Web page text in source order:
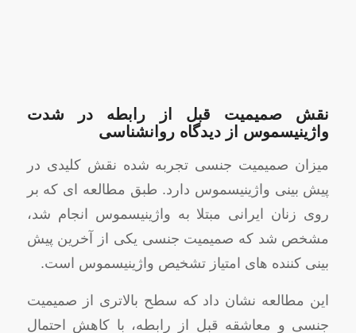
نقش صمیمیت قبل از رابطه در شدت
واژینیسموس از دیدگاه روانشناسی
میزان صمیمیت جنسی تجربه شده نقش کلیدی در
پیش بینی واژینیسموس دارد. طبق مطالعه ای که بر
روی زنان ایرانی مبتلا به واژینیسموس انجام شد،
مشخص شد که صمیمیت جنسی یکی از آخرین پیش
بینی کننده های امتیاز تشخیص واژینیسموس است.
این مطالعه نشان داد که سطح بالاتری از صمیمیت
جنسی و معاشقه قبل از رابطه، با کاهش احتمال